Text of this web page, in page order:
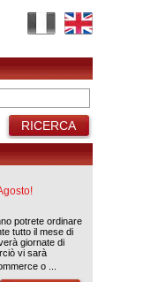
RICERCA
potrete ordinare
tutto il mese di
giornate di
vi sarà
o ...